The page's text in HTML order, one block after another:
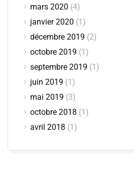
mars 2020 (4)
janvier 2020 (1)
décembre 2019 (2)
octobre 2019 (1)
septembre 2019 (1)
juin 2019 (1)
mai 2019 (3)
octobre 2018 (1)
avril 2018 (1)